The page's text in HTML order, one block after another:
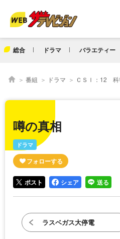
総合 ドラマ バラエティー
番組 ドラマ ＣＳＩ：12 科
噂の真相
ドラマ
ポスト シェア 送る
ラスベガス大停電